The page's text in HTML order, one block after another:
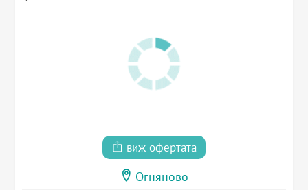
виж офертата
Огняново